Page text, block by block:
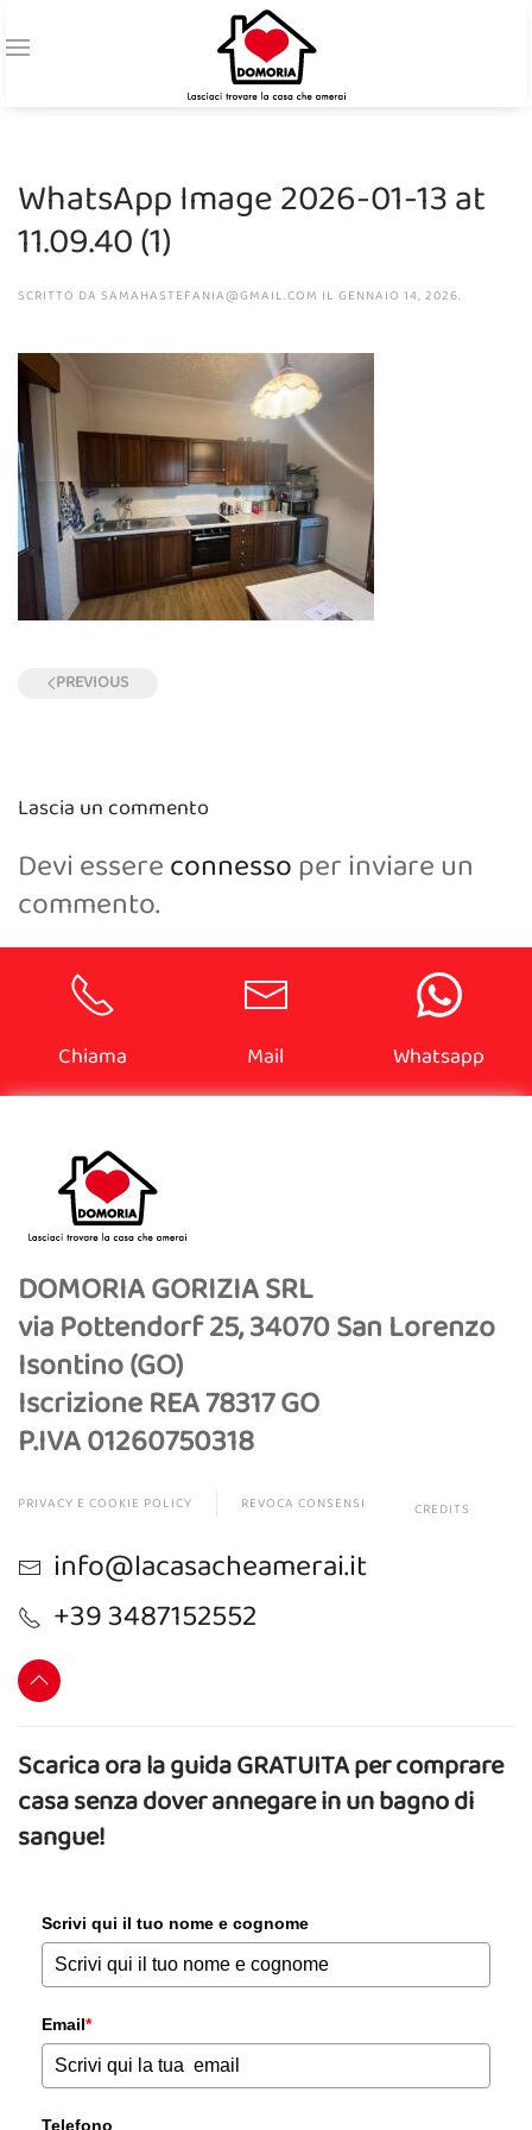
WhatsApp Image 2026-01-13 at
11.09.40 (1)
SCRITTO DA SAMAHASTEFANIA@GMAIL.COM IL GENNAIO 14, 2026.
PREVIOUS
Lascia un commento
Devi essereconnessoper inviare un
commento.
Chiama Mail Whatsapp
DOMORIA GORIZIA SRL
via Pottendorf 25, 34070 San Lorenzo
Isontino (GO)
Iscrizione REA 78317 GO
P.IVA 01260750318
PRIVACY E COOKIE POLICY REVOCA CONSENSI CREDITS
info@lacasacheamerai.it
+39 3487152552
Scarica ora la guida GRATUITA per comprare
casa senza dover annegare in un bagno di
sangue!
Scrivi qui il tuo nome e cognome
Email*
Telefono